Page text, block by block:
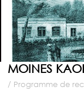
MOINES
/ Programme de